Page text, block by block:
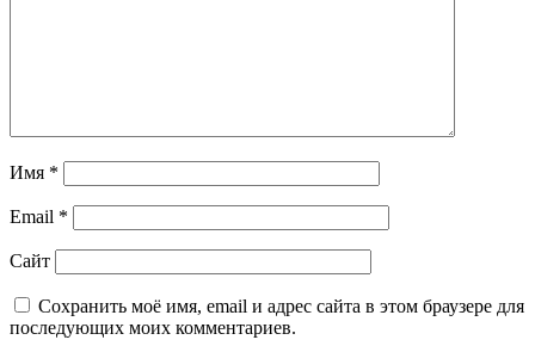
Имя *
Email *
Сайт
Сохранить моё имя, email и адрес сайта в этом браузере для
последующих моих комментариев.